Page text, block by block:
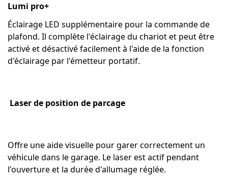
Lumi pro+
Éclairage LED supplémentaire pour la commande de
plafond. Il complète l'éclairage du chariot et peut être
activé et désactivé facilement à l'aide de la fonction
d'éclairage par l'émetteur portatif.
Laser de position de parcage
Offre une aide visuelle pour garer correctement un
véhicule dans le garage. Le laser est actif pendant
l'ouverture et la durée d'allumage réglée.